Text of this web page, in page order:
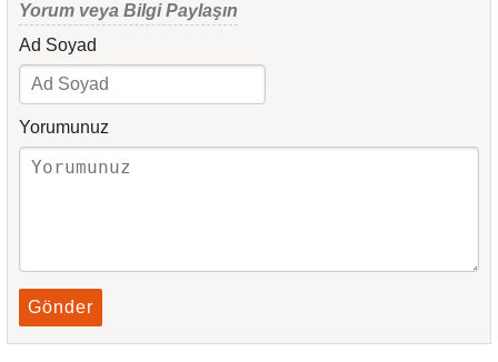
Yorum veya Bilgi Paylaşın
Ad Soyad
Yorumunuz
Gönder